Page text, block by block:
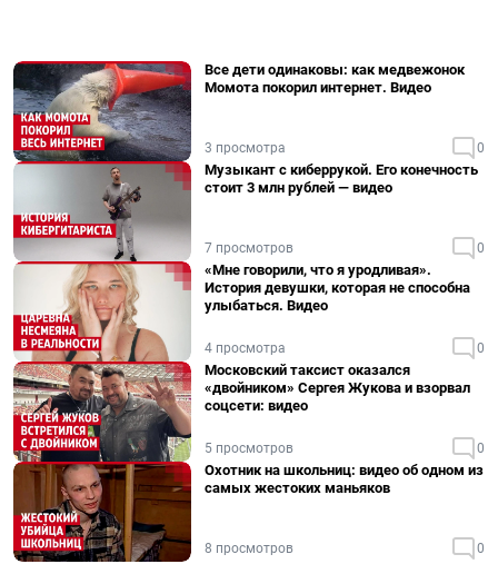
Все дети одинаковы: как медвежонок
Момота покорил интернет. Видео
3 просмотра 0
Музыкант с киберрукой. Его конечность
стоит 3 млн рублей — видео
7 просмотров 0
«Мне говорили, что я уродливая».
История девушки, которая не способна
улыбаться. Видео
4 просмотра 0
Московский таксист оказался
«двойником» Сергея Жукова и взорвал
соцсети: видео
5 просмотров 0
Охотник на школьниц: видео об одном из
самых жестоких маньяков
8 просмотров 0